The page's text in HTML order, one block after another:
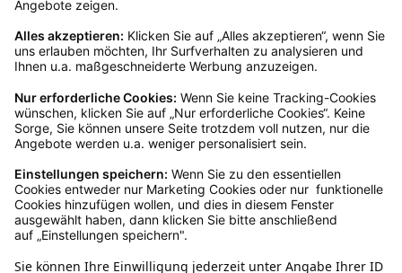
Kundenservice
Mo – Fr 9 – 17 Uhr, Sa 9 – 13 Uhr
Ruf uns an
04942-60 64 080
Schreibe uns
verkauf@schecker.de